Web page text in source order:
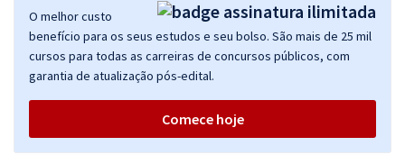
O melhor custo
benefício para os seus estudos e seu bolso. São mais de 25 mil
cursos para todas as carreiras de concursos públicos, com
garantia de atualização pós-edital.
Comece hoje